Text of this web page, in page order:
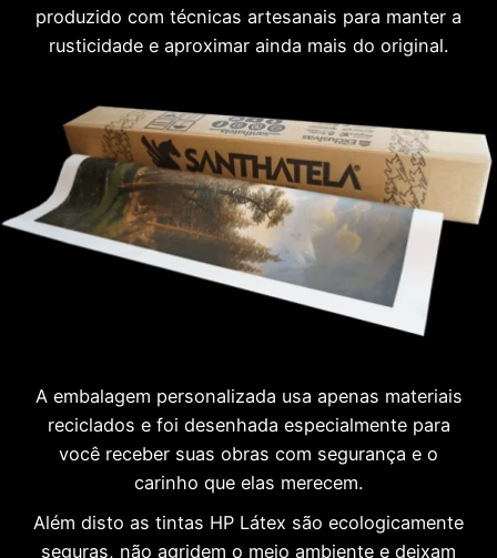
produzido com técnicas artesanais para manter a
rusticidade e aproximar ainda mais do original.
A embalagem personalizada usa apenas materiais
reciclados e foi desenhada especialmente para
você receber suas obras com segurança e o
carinho que elas merecem.
Além disto as tintas HP Látex são ecologicamente
seguras, não agridem o meio ambiente e deixam